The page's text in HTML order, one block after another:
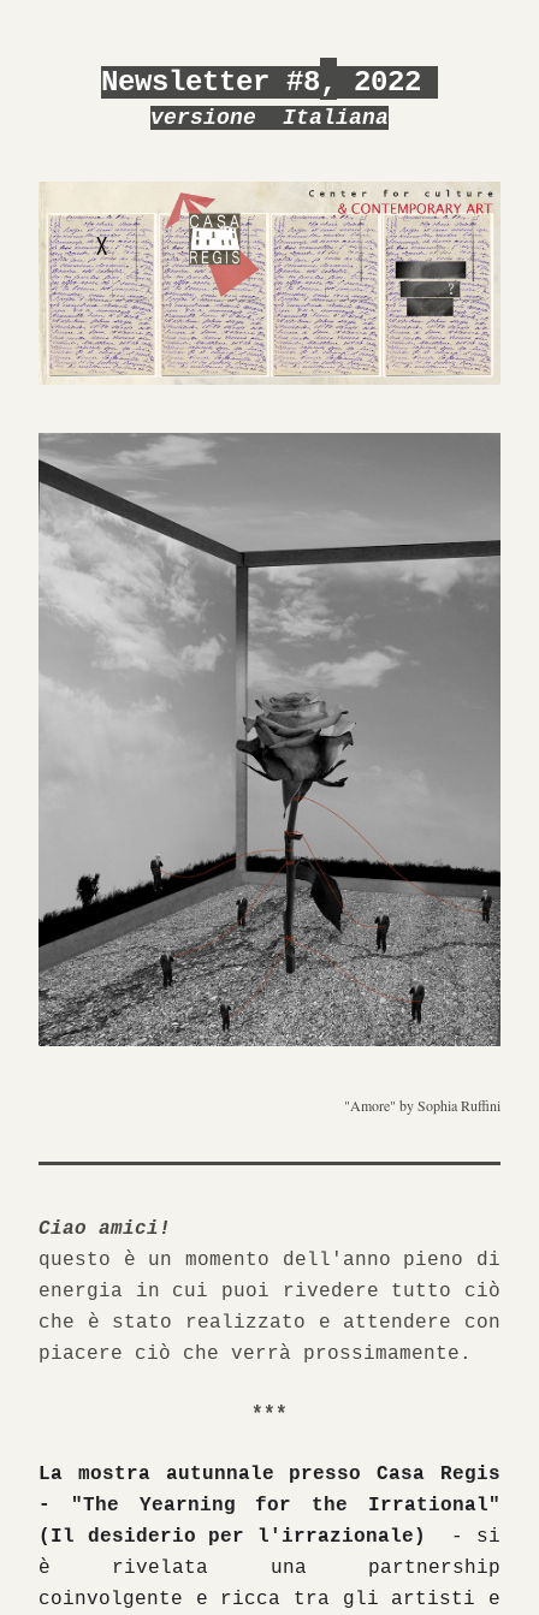
Newsletter #8, 2022
versione  Italiana
"Amore" by Sophia Ruffini
Ciao amici!
questo è un momento dell'anno pieno di
energia in cui puoi rivedere tutto ciò
che è stato realizzato e attendere con
piacere ciò che verrà prossimamente.
***
La mostra autunnale presso Casa Regis
- "The Yearning for the Irrational"
(Il desiderio per l'irrazionale)
- si
è rivelata una partnership
coinvolgente e ricca tra gli artisti e